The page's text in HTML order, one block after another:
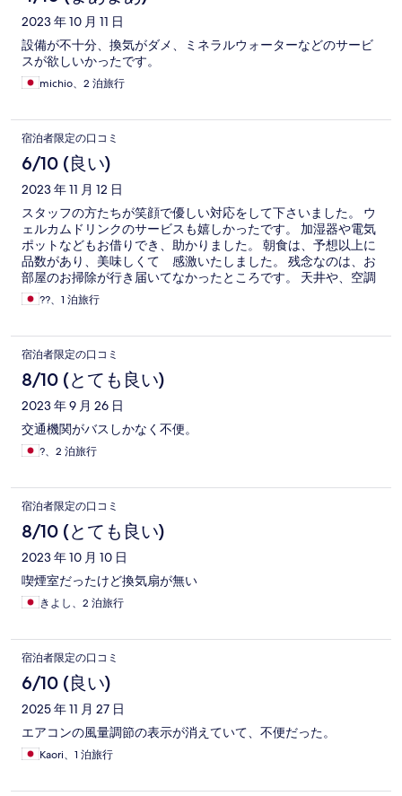
2023 年 10 月 11 日
設備が不十分、換気がダメ、ミネラルウォーターなどのサービ
スが欲しいかったです。
michio、2 泊旅行
宿泊者限定の口コミ
6/10 (良い)
2023 年 11 月 12 日
スタッフの方たちが笑顔で優しい対応をして下さいました。 ウ
ェルカムドリンクのサービスも嬉しかったです。 加湿器や電気
ポットなどもお借りでき、助かりました。 朝食は、予想以上に
品数があり、美味しくて 感激いたしました。 残念なのは、お
部屋のお掃除が行き届いてなかったところです。 天井や、空調
など、点検して下さい! 朝の光でカビやホコリを見てしまい、と
っても淋しくなりました。
??、1 泊旅行
宿泊者限定の口コミ
8/10 (とても良い)
2023 年 9 月 26 日
交通機関がバスしかなく不便。
?、2 泊旅行
宿泊者限定の口コミ
8/10 (とても良い)
2023 年 10 月 10 日
喫煙室だったけど換気扇が無い
きよし、2 泊旅行
宿泊者限定の口コミ
6/10 (良い)
2025 年 11 月 27 日
エアコンの風量調節の表示が消えていて、不便だった。
Kaori、1 泊旅行